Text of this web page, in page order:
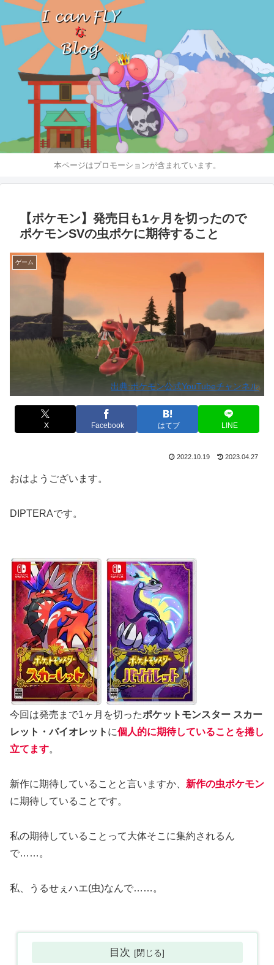
本ページはプロモーションが含まれています。
【ポケモン】発売日も1ヶ月を切ったので
ポケモンSVの虫ポケに期待すること
ゲーム
出典:ポケモン公式YouTubeチャンネル
X Facebook はてブ LINE
2022.10.19 2023.04.27
おはようございます。
DIPTERAです。
今回は発売まで1ヶ月を切ったポケットモンスター スカー
レット・バイオレット に個人的に期待していることを捲し
立てます。
新作に期待していることと言いますか、 新作の虫ポケモン
に期待していることです。
私の期待していることって大体そこに集約されるん
で……。
私、うるせぇハエ(虫)なんで……。
目次